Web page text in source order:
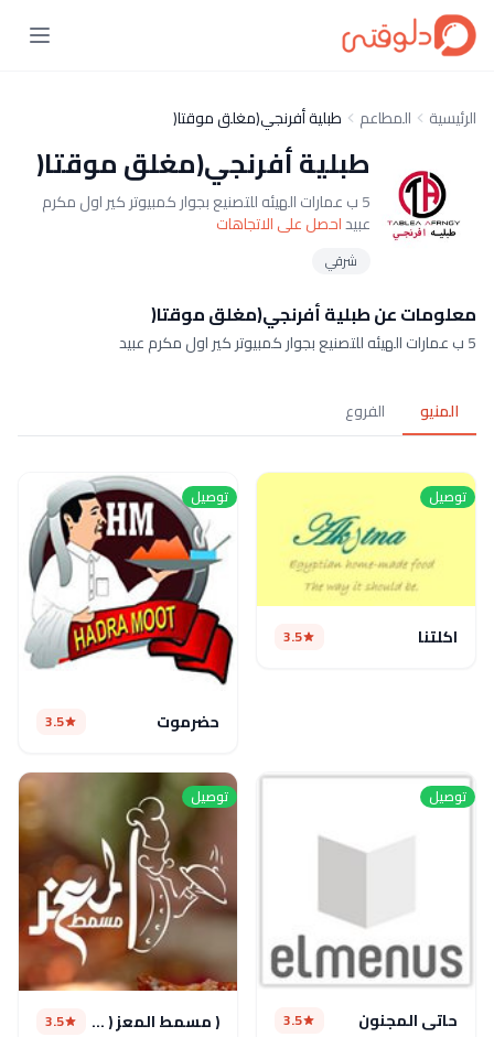
الرئيسية المطاعم طبلية أفرنجي(مغلق موقتا(
طبلية أفرنجي(مغلق موقتا(
5 ب عمارات الهيئه للتصنيع بجوار كمبيوتر كير اول مكرم
عبيداحصل على الاتجاهات
شرقي
معلومات عن طبلية أفرنجي(مغلق موقتا(
5 ب عمارات الهيئه للتصنيع بجوار كمبيوتر كير اول مكرم عبيد
المنيو الفروع
توصيل
اكلتنا 3.5
توصيل
حضرموت 3.5
توصيل
حاتي المجنون 3.5
توصيل
( مسمط المعز ( مغلق مؤقتا 3.5